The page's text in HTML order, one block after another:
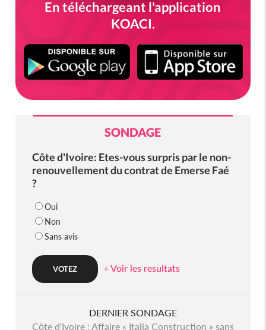
En téléchargeant l'application
KOACI.
SONDAGE
Côte d'Ivoire: Etes-vous surpris par le non-
renouvellement du contrat de Emerse Faé
?
Oui
Non
Sans avis
+ Voir les resultats
DERNIER SONDAGE
Côte d'Ivoire : Affaire « Italia Construction » sans